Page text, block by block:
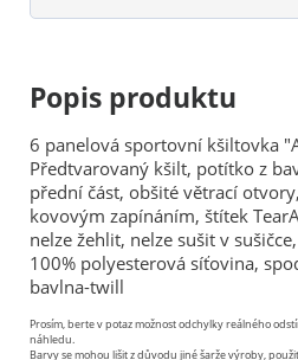
Popis produktu
6 panelová sportovní kšiltovka
Předtvarovaný kšilt, potítko z
přední část, obšité větrací
kovovým zapínáním, štítek
nelze žehlit, nelze sušit v
100% polyesterová síťovina,
bavlna-twill
Prosím, berte v potaz možnost odchylky reálného
náhledu.
Barvy se mohou lišit z důvodu jiné šarže výroby,